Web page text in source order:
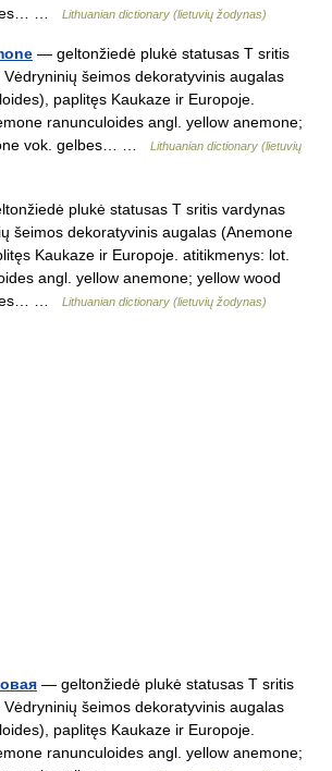
…
Lithuanian dictionary (lietuvių žodynas)
— geltonžiedė plukė statusas T sritis
šeimos dekoratyvinis augalas
paplitęs Kaukaze ir Europoje.
ranunculoides angl. yellow anemone;
vok. gelbes… …
Lithuanian dictionary (lietuvių
plukė statusas T sritis vardynas
šeimos dekoratyvinis augalas (Anemone
Kaukaze ir Europoje. atitikmenys: lot.
angl. yellow anemone; yellow wood
…
Lithuanian dictionary (lietuvių žodynas)
— geltonžiedė plukė statusas T sritis
šeimos dekoratyvinis augalas
paplitęs Kaukaze ir Europoje.
ranunculoides angl. yellow anemone;